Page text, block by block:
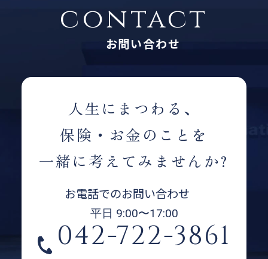
contact
お問い合わせ
人生にまつわる、
保険・お金のことを
一緒に考えてみませんか?
お電話でのお問い合わせ
平日 9:00〜17:00
042-722-3861